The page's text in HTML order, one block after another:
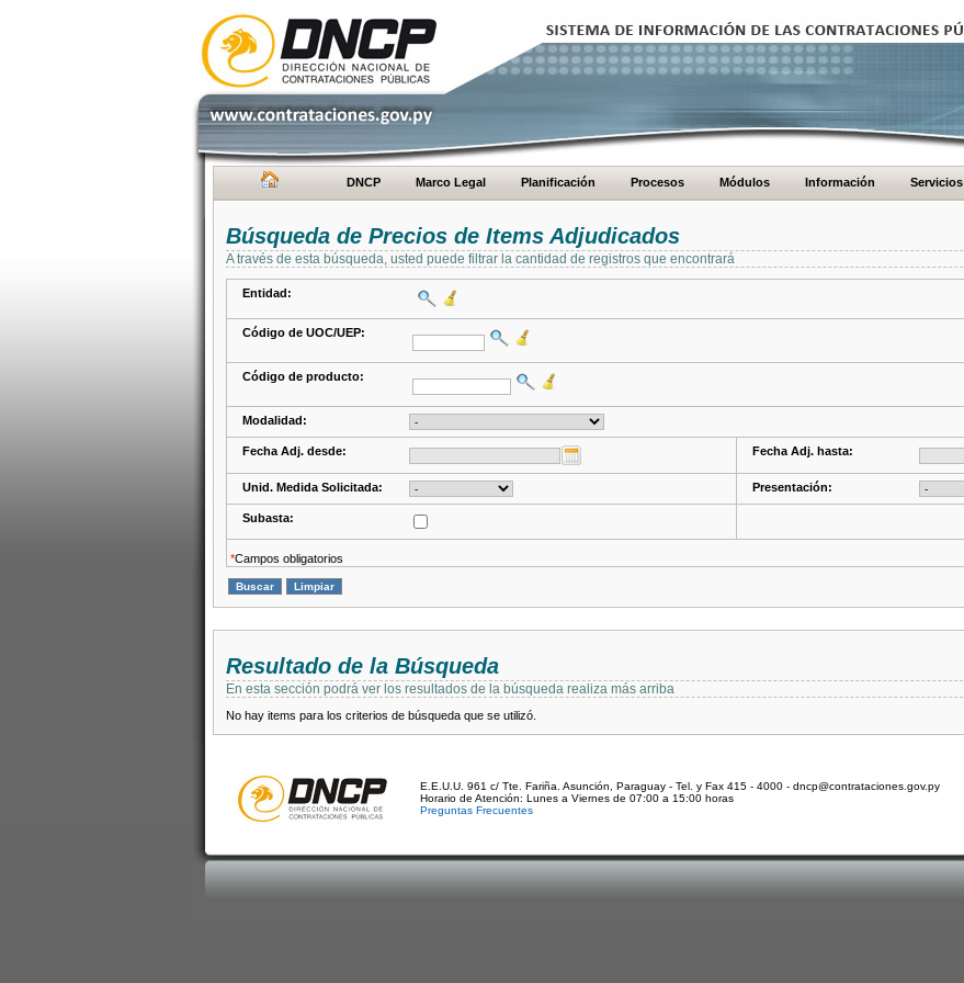
DNCP Marco Legal Planificación Procesos Módulos Información Servicios
Búsqueda de Precios de Items Adjudicados
A través de esta búsqueda, usted puede filtrar la cantidad de registros que encontrará
Entidad:
Código de UOC/UEP:
Código de producto:
Modalidad:
Fecha Adj. desde: Fecha Adj. hasta:
Unid. Medida Solicitada: Presentación:
Subasta:
*Campos obligatorios
Resultado de la Búsqueda
En esta sección podrá ver los resultados de la búsqueda realiza más arriba
No hay items para los criterios de búsqueda que se utilizó.
E.E.U.U. 961 c/ Tte. Fariña. Asunción, Paraguay - Tel. y Fax 415 - 4000 - dncp@contrataciones.gov.py
Horario de Atención: Lunes a Viernes de 07:00 a 15:00 horas
Preguntas Frecuentes